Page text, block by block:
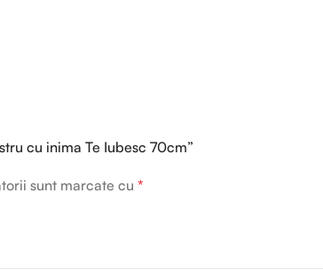
cu inima Te Iubesc 70cm”
sunt marcate cu *